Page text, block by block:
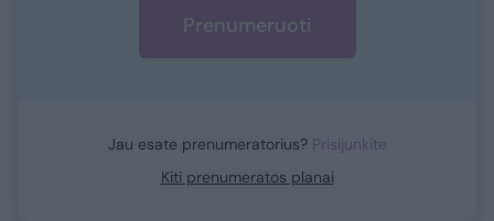
Prenumeruoti
Jau esate prenumeratorius? Prisijunkite
Kiti prenumeratos planai